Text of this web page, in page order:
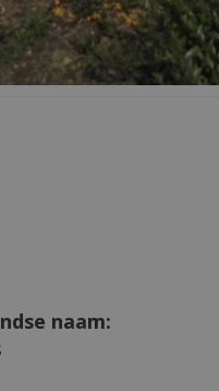
naam: